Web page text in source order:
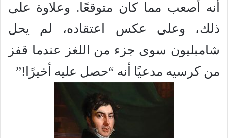
أنه أصعب مما كان متوقعًا. وعلاوة على
ذلك، وعلى عكس اعتقاده، لم يحل
شامبليون سوى جزء من اللغز عندما قفز
من كرسيه مدعيًا أنه “حصل عليه أخيرًا!”